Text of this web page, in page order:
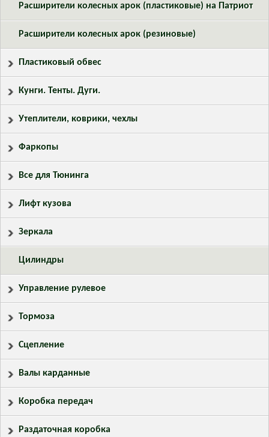
Расширители колесных арок (пластиковые) на Патриот
Расширители колесных арок (резиновые)
Пластиковый обвес
Кунги. Тенты. Дуги.
Утеплители, коврики, чехлы
Фаркопы
Все для Тюнинга
Лифт кузова
Зеркала
Цилиндры
Управление рулевое
Тормоза
Сцепление
Валы карданные
Коробка передач
Раздаточная коробка